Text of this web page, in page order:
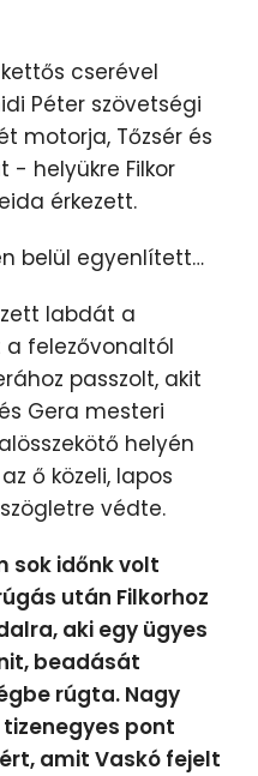
cserével
Péter szövetségi
motorja, Tőzsér és
helyükre Filkor
érkezett.
belül egyenlített…
labdát a
a felezővonaltól
passzolt, akit
Gera mesteri
helyén
ő közeli, lapos
védte.
sok időnk volt
után Filkorhoz
aki egy ügyes
beadását
rúgta. Nagy
pont
amit Vaskó fejelt